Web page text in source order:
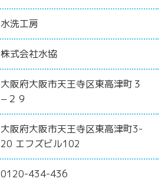
水洗工房
株式会社水協
大阪府大阪市天王寺区東高津町３
−２９
大阪府大阪市天王寺区東高津町3-
20 エフズビル102
0120-434-436